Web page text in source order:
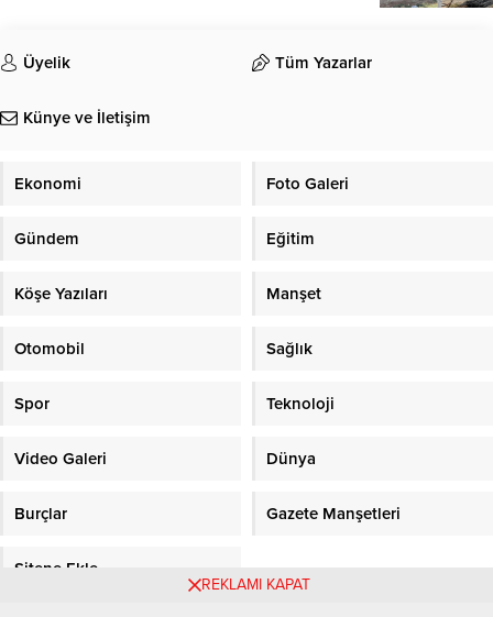
Üyelik Tüm Yazarlar
Künye ve İletişim
Ekonomi Foto Galeri
Gündem Eğitim
Köşe Yazıları Manşet
Otomobil Sağlık
Spor Teknoloji
Video Galeri Dünya
Burçlar Gazete Manşetleri
Sitene Ekle
REKLAMI KAPAT